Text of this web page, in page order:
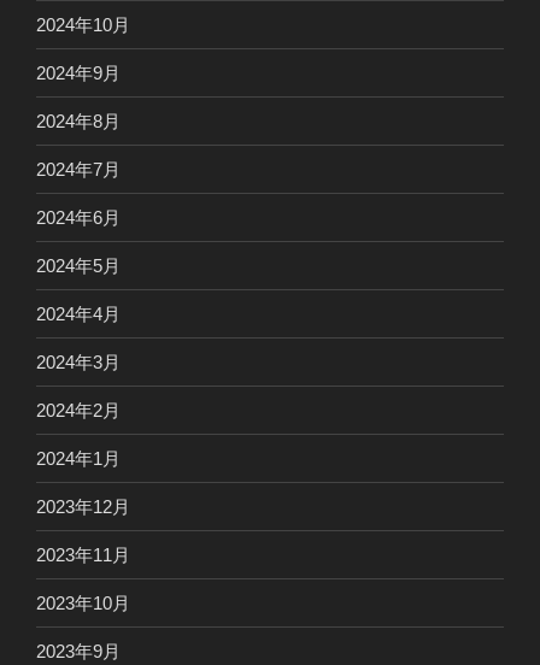
2024年10月
2024年9月
2024年8月
2024年7月
2024年6月
2024年5月
2024年4月
2024年3月
2024年2月
2024年1月
2023年12月
2023年11月
2023年10月
2023年9月